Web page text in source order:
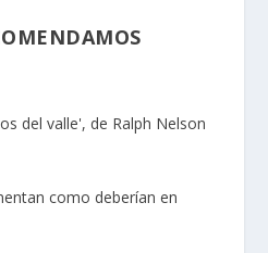
del valle', de Ralph Nelson
como deberían en